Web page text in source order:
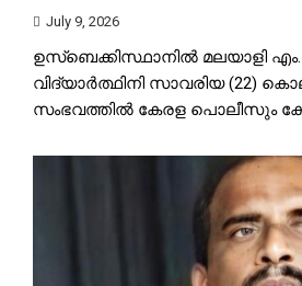
July 9, 2026
ഉസ്‌ബെക്കിസ്ഥാനില്‍ മലയാളി
വിദ്യാര്‍ത്ഥിനി സാവരിയ (22)
സംഭവത്തില്‍ കേരള പൊലീസും